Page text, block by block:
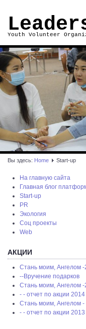
Youth Volunteer
Вы здесь: Home Start-up
На главную сайта
Главная блог
Start-up
PR
Экология
Соц проекты
Web
АКЦИИ
Стань моим, Ангелом -
--Вручение подарков
Стань моим, Ангелом -
- - отчет по акции 2014
Стань моим, Ангелом -
- - отчет по акции 2013